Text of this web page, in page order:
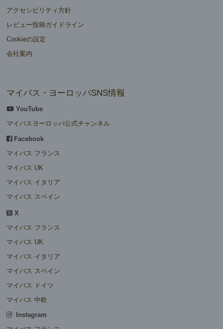
アクセシビリティ方針
レビュー投稿ガイドライン
Cookieの設定
会社案内
マイバス・ヨーロッパSNS情報
YouTube
マイバスヨーロッパ公式チャンネル
Facebook
マイバス フランス
マイバス UK
マイバス イタリア
マイバス スペイン
X
マイバス フランス
マイバス UK
マイバス イタリア
マイバス スペイン
マイバス ドイツ
マイバス 中欧
Instagram